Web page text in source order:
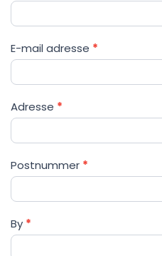
E-mail adresse *
Adresse *
Postnummer *
By *